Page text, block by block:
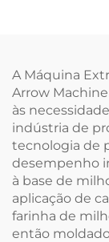
A Máquina
Arrow
às
indústria de
tecnologia de
desempenho
à base de
aplicação de
farinha de
então